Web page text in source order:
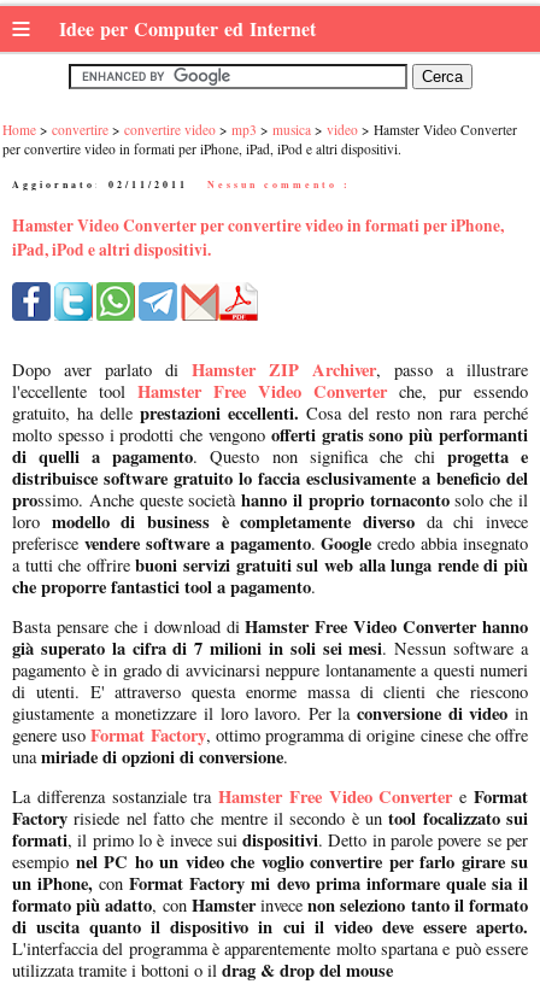
≡ Idee per Computer ed Internet
Home convertire convertire video mp3 musica video
Hamster Video Converter
per convertire video in formati per iPhone, iPad, iPod e altri dispositivi.
Aggiornato: 02/11/2011 Nessun commento :
Hamster Video Converter per convertire video in formati per iPhone,
iPad, iPod e altri dispositivi.
Dopo aver parlato di Hamster ZIP Archiver, passo a illustrare
l'eccellente tool Hamster Free Video Converterche, pur essendo
gratuito, ha delle prestazioni eccellenti. Cosa del resto non rara perché
molto spesso i prodotti che vengono offerti gratis sono più performanti
di quelli a pagamento. Questo non significa che chi progetta e
distribuisce software gratuito lo faccia esclusivamente a beneficio del
prossimo. Anche queste societàhanno il proprio tornacontosolo che il
loro modello di business è completamente diverso da chi invece
preferisce vendere software a pagamento.Google credo abbia insegnato
a tutti che offrirebuoni servizi gratuiti sul web alla lunga rende di più
che proporre fantastici tool a pagamento.
Basta pensare che i download diHamster Free Video Converter hanno
già superato la cifra di 7 milioni in soli sei mesi. Nessun software a
pagamento è in grado di avvicinarsi neppure lontanamente a questi numeri
di utenti. E' attraverso questa enorme massa di clienti che riescono
giustamente a monetizzare il loro lavoro. Per laconversione di video in
genere uso Format Factory, ottimo programma di origine cinese che offre
unamiriade di opzioni di conversione.
La differenza sostanziale tra Hamster Free Video Convertere Format
Factory risiede nel fatto che mentre il secondo è un tool focalizzato sui
formati, il primo lo è invece suidispositivi. Detto in parole povere se per
esempio nel PC ho un video che voglio convertire per farlo girare su
un iPhone, conFormat Factory mi devo prima informare quale sia il
formato più adatto, con Hamsterinvecenon seleziono tanto il formato
di uscita quanto il dispositivo in cui il video deve essere aperto.
L'interfaccia del programma è apparentemente molto spartana e può essere
utilizzata tramite i bottoni o il drag & drop del mouse